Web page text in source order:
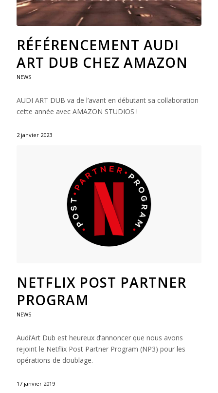
RÉFÉRENCEMENT AUDI
ART DUB CHEZ AMAZON
NEWS
AUDI ART DUB va de l’avant en débutant sa collaboration
cette année avec AMAZON STUDIOS !
2 janvier 2023
NETFLIX POST PARTNER
PROGRAM
NEWS
Audi’Art Dub est heureux d’annoncer que nous avons
rejoint le Netflix Post Partner Program (NP3) pour les
opérations de doublage.
17 janvier 2019